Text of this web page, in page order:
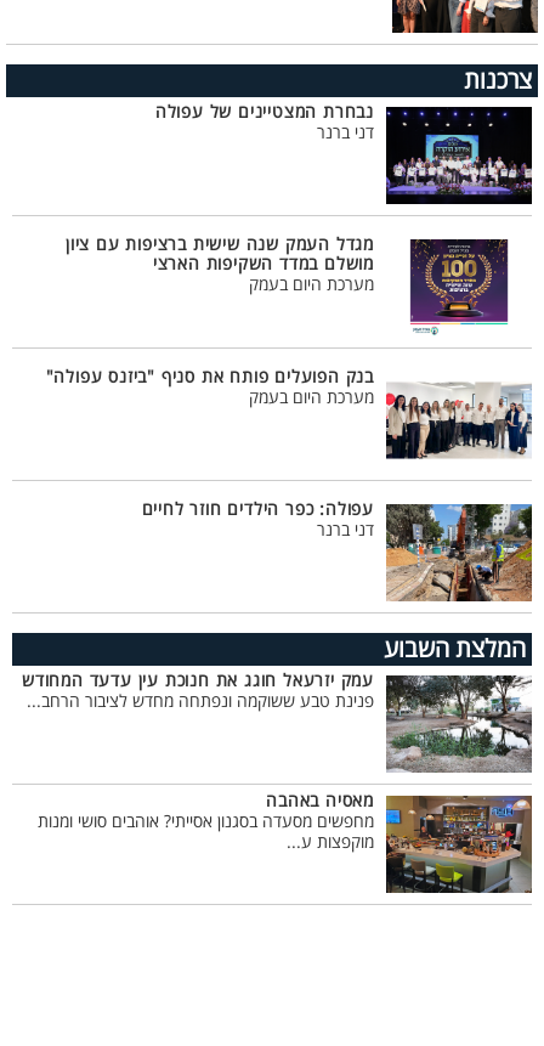
צרכנות
נבחרת המצטיינים של עפולה
דני ברנר
מגדל העמק שנה שישית ברציפות עם ציון
מושלם במדד השקיפות הארצי
מערכת היום בעמק
בנק הפועלים פותח את סניף "ביזנס עפולה"
מערכת היום בעמק
עפולה: כפר הילדים חוזר לחיים
דני ברנר
המלצת השבוע
עמק יזרעאל חוגג את חנוכת עין עדעד המחודש
פנינת טבע ששוקמה ונפתחה מחדש לציבור הרחב...
מאסיה באהבה
מחפשים מסעדה בסגנון אסייתי? אוהבים סושי ומנות
מוקפצות ע...